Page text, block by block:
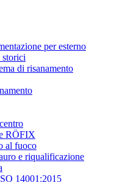
per esterno
storici
di risanamento
RÖFIX
al fuoco
e riqualificazione
14001:2015